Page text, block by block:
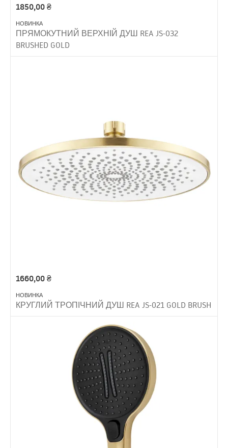
1850,00₴
НОВИНКА
ПРЯМОКУТНИЙ ВЕРХНІЙ ДУШ REA JS-032
BRUSHED GOLD
1660,00₴
НОВИНКА
КРУГЛИЙ ТРОПІЧНИЙ ДУШ REA JS-021 GOLD BRUSH